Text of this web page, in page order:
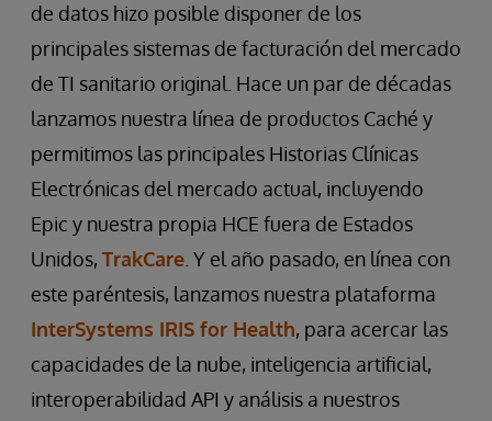
de datos hizo posible disponer de los
principales sistemas de facturación del mercado
de TI sanitario original. Hace un par de décadas
lanzamos nuestra línea de productos Caché y
permitimos las principales Historias Clínicas
Electrónicas del mercado actual, incluyendo
Epic y nuestra propia HCE fuera de Estados
Unidos, TrakCare . Y el año pasado, en línea con
este paréntesis, lanzamos nuestra plataforma
InterSystems IRIS for Health, para acercar las
capacidades de la nube, inteligencia artificial,
interoperabilidad API y análisis a nuestros